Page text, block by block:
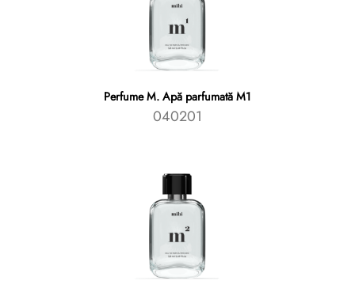
Perfume M. Apă parfumată M1
040201